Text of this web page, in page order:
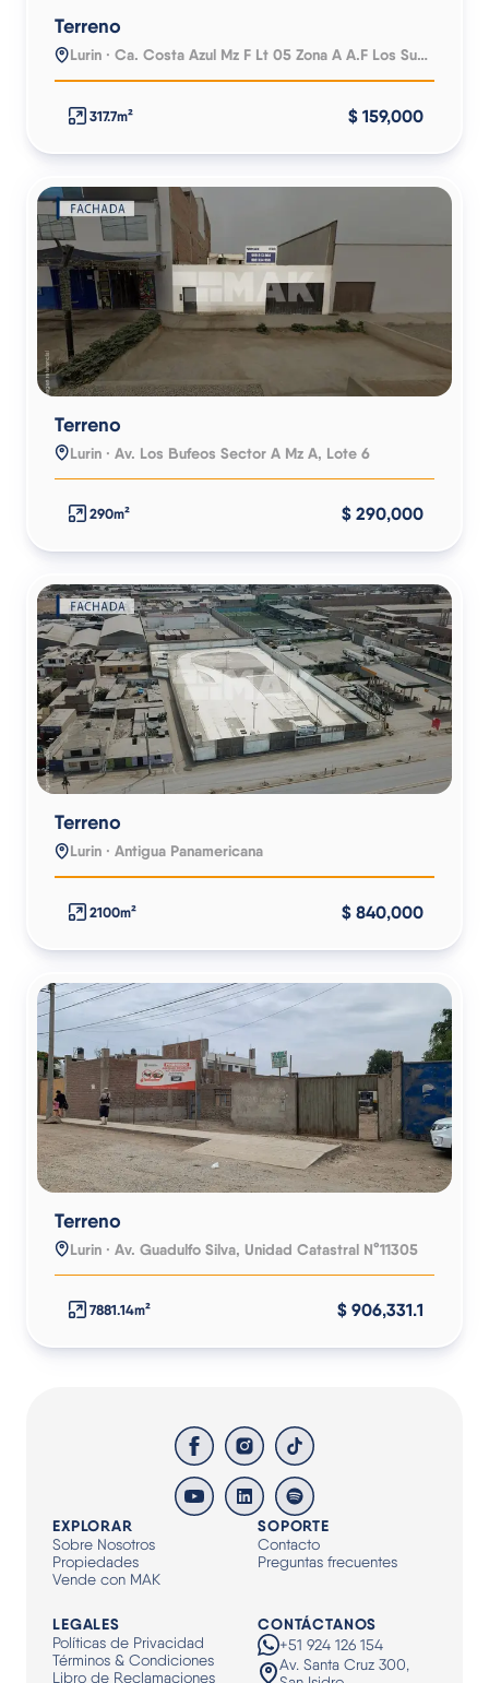
Terreno
Lurin · Ca. Costa Azul Mz F Lt 05 Zona A A.F Los Suspiros
317.7m² $ 159,000
Terreno
Lurin · Av. Los Bufeos Sector A Mz A, Lote 6
290m² $ 290,000
Terreno
Lurin · Antigua Panamericana
2100m² $ 840,000
Terreno
Lurin · Av. Guadulfo Silva, Unidad Catastral N°11305
7881.14m² $ 906,331.1
EXPLORAR
Sobre Nosotros
Propiedades
Vende con MAK
SOPORTE
Contacto
Preguntas frecuentes
LEGALES
Políticas de Privacidad
Términos & Condiciones
Libro de Reclamaciones
CONTÁCTANOS
+51 924 126 154
Av. Santa Cruz 300,